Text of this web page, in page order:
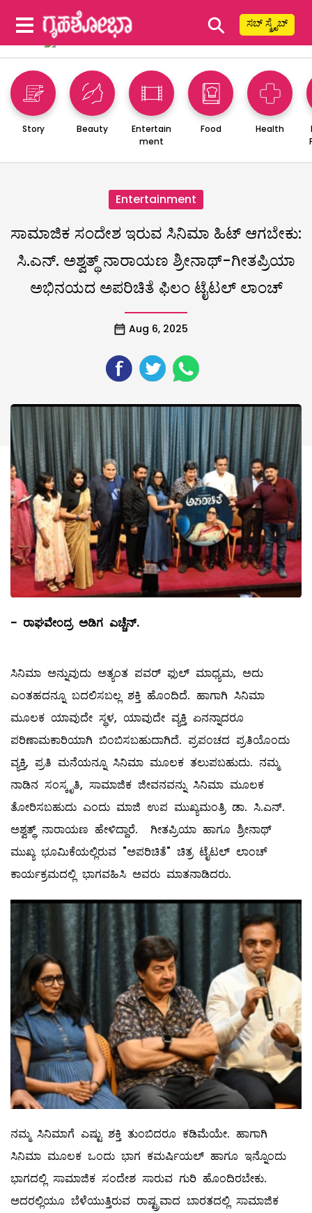
⚲ ಸಬ್ ಸ್ಕ್ರೈಬ್
Story Beauty
Entertain
ment
Food Health
Entertainment
ಸಾಮಾಜಿಕ ಸಂದೇಶ ಇರುವ ಸಿನಿಮಾ ಹಿಟ್ ಆಗಬೇಕು:
ಸಿ.ಎನ್. ಅಶ್ವತ್ಥ್ ನಾರಾಯಣ ಶ್ರೀನಾಥ್-ಗೀತಪ್ರಿಯಾ
ಅಭಿನಯದ ಅಪರಿಚಿತೆ ಫಿಲಂ ಟೈಟಲ್ ಲಾಂಚ್
Aug 6, 2025
- ರಾಘವೇಂದ್ರ ಅಡಿಗ ಎಚ್ಚೆನ್.
ಸಿನಿಮಾ ಅನ್ನುವುದು ಅತ್ಯಂತ ಪವರ್ ಫುಲ್ ಮಾಧ್ಯಮ, ಅದು
ಎಂತಹದನ್ನೂ ಬದಲಿಸಬಲ್ಲ ಶಕ್ತಿ ಹೊಂದಿದೆ. ಹಾಗಾಗಿ ಸಿನಿಮಾ
ಮೂಲಕ ಯಾವುದೇ ಸ್ಥಳ, ಯಾವುದೇ ವ್ಯಕ್ತಿ ಏನನ್ನಾದರೂ
ಪರಿಣಾಮಕಾರಿಯಾಗಿ ಬಿಂಬಿಸಬಹುದಾಗಿದೆ. ಪ್ರಪಂಚದ ಪ್ರತಿಯೊಂದು
ವ್ಯಕ್ತಿ, ಪ್ರತಿ ಮನೆಯನ್ನೂ ಸಿನಿಮಾ ಮೂಲಕ ತಲುಪಬಹುದು. ನಮ್ಮ
ನಾಡಿನ ಸಂಸ್ಕೃತಿ, ಸಾಮಾಜಿಕ ಜೀವನವನ್ನು ಸಿನಿಮಾ ಮೂಲಕ
ತೋರಿಸಬಹುದು ಎಂದು ಮಾಜಿ ಉಪ ಮುಖ್ಯಮಂತ್ರಿ ಡಾ. ಸಿ.ಎನ್.
ಅಶ್ವತ್ಥ್ ನಾರಾಯಣ ಹೇಳಿದ್ದಾರೆ. ಗೀತಪ್ರಿಯಾ ಹಾಗೂ ಶ್ರೀನಾಥ್
ಮುಖ್ಯ ಭೂಮಿಕೆಯಲ್ಲಿರುವ "ಅಪರಿಚಿತೆ" ಚಿತ್ರ ಟೈಟಲ್ ಲಾಂಚ್
ಕಾರ್ಯಕ್ರಮದಲ್ಲಿ ಭಾಗವಹಿಸಿ ಅವರು ಮಾತನಾಡಿದರು.
ನಮ್ಮ ಸಿನಿಮಾಗೆ ಎಷ್ಟು ಶಕ್ತಿ ತುಂಬಿದರೂ ಕಡಿಮೆಯೇ. ಹಾಗಾಗಿ
ಸಿನಿಮಾ ಮೂಲಕ ಒಂದು ಭಾಗ ಕಮರ್ಷಿಯಲ್ ಹಾಗೂ ಇನ್ನೊಂದು
ಭಾಗದಲ್ಲಿ ಸಾಮಾಜಿಕ ಸಂದೇಶ ಸಾರುವ ಗುರಿ ಹೊಂದಿರಬೇಕು.
ಅದರಲ್ಲಿಯೂ ಬೆಳೆಯುತ್ತಿರುವ ರಾಷ್ಟ್ರವಾದ ಬಾರತದಲ್ಲಿ ಸಾಮಾಜಿಕ